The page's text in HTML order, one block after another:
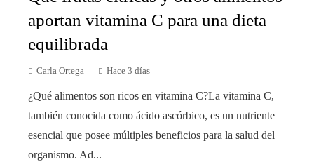
aportan vitamina C para una dieta
equilibrada
Carla Ortega Hace 3 días
¿Qué alimentos son ricos en vitamina C?La vitamina C,
también conocida como ácido ascórbico, es un nutriente
esencial que posee múltiples beneficios para la salud del
organismo. Ad...